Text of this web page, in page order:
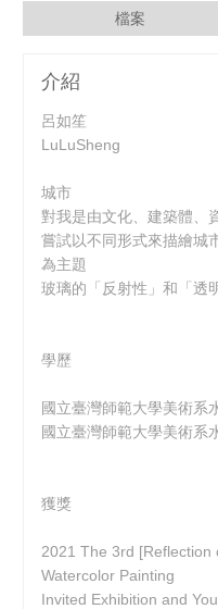
檔案
介紹
呂如笙
LuLuSheng
城市
對我是由文化、建築體、
嘗試以不同形式來描繪城
為主題
玻璃的「反射性」和「透
學歷
國立臺灣師範大學美術系
國立臺灣師範大學美術系
獲獎
2021 The 3rd [Reflection
Watercolor Painting
Invited Exhibition and